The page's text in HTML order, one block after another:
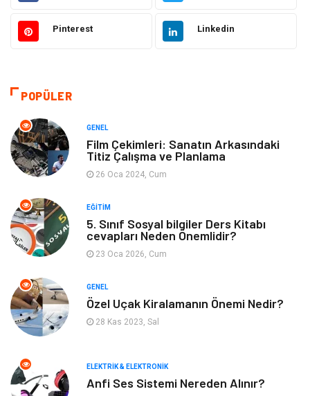
Elektrik & Elektronik Giyim
Eğitim ve Kariyer
Otomotiv
Makine Alışveriş
Keyif ve Hobi
Tatil Yeme İçme
Bilgisayar & Yazılım Spor
İnternet
Finans ve Yönetim Gayrimenkul
Pinterest Linkedin
POPÜLER
GENEL
Film Çekimleri: Sanatın Arkasındaki
Titiz Çalışma ve Planlama
26 Oca 2024, Cum
EĞITIM
5. Sınıf Sosyal bilgiler Ders Kitabı
cevapları Neden Önemlidir?
23 Oca 2026, Cum
GENEL
Özel Uçak Kiralamanın Önemi Nedir?
28 Kas 2023, Sal
ELEKTRIK & ELEKTRONIK
Anfi Ses Sistemi Nereden Alınır?